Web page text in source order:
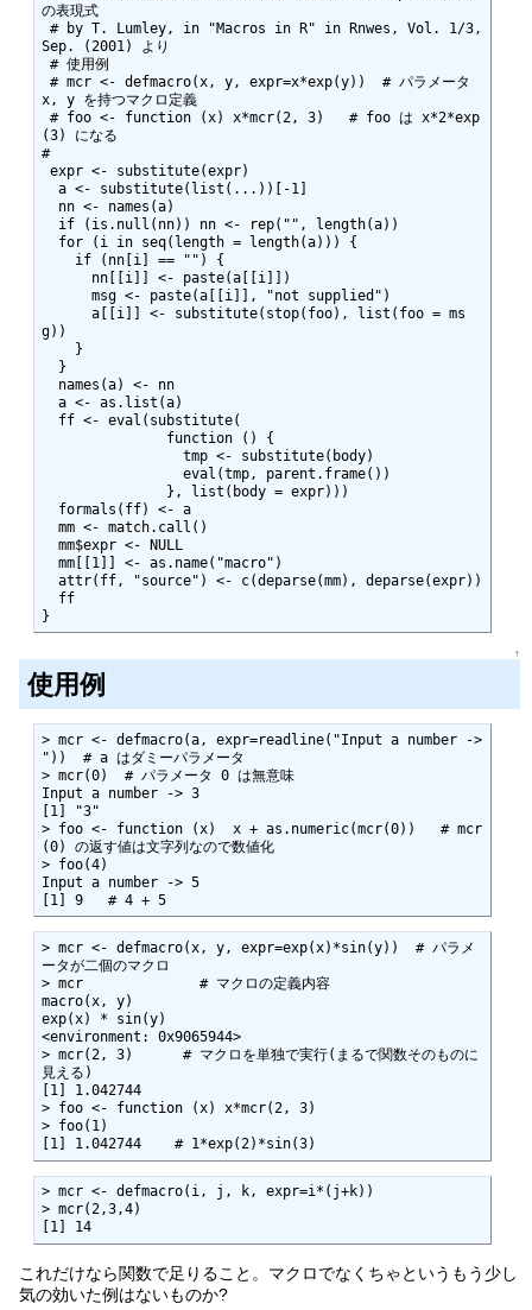
の表現式
Sep. (2001) より
x, y を持つマクロ定義
(3) になる
#
g))
}
↑
使用例
> mcr <- defmacro(a, expr=readline("Input a number ->
"))  # a はダミーパラメータ
> mcr(0)  # パラメータ 0 は無意味
Input a number -> 3
[1] "3"
> foo <- function (x)  x + as.numeric(mcr(0))   # mcr
(0) の返す値は文字列なので数値化
> foo(4)
Input a number -> 5
[1] 9   # 4 + 5
> mcr <- defmacro(x, y, expr=exp(x)*sin(y))  # パラメ
ータが二個のマクロ
> mcr              # マクロの定義内容
macro(x, y)
exp(x) * sin(y)
<environment: 0x9065944>
> mcr(2, 3)      # マクロを単独で実行(まるで関数そのものに
見える)
[1] 1.042744
> foo <- function (x) x*mcr(2, 3)
> foo(1)
[1] 1.042744    # 1*exp(2)*sin(3)
> mcr <- defmacro(i, j, k, expr=i*(j+k))
> mcr(2,3,4)
[1] 14
これだけなら関数で足りること。マクロでなくちゃというもう少し
気の効いた例はないものか?